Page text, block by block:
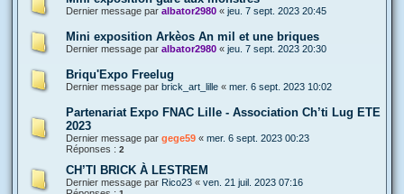
Dernier message par albator2980 « jeu. 7 sept. 2023 20:45
Mini exposition Arkèos An mil et une briques
Dernier message par albator2980 « jeu. 7 sept. 2023 20:30
Briqu'Expo Freelug
Dernier message par brick_art_lille « mer. 6 sept. 2023 10:02
Partenariat Expo FNAC Lille - Association Ch’ti Lug ETE
2023
Dernier message par gege59 « mer. 6 sept. 2023 00:23
Réponses : 2
CH’TI BRICK À LESTREM
Dernier message par Rico23 « ven. 21 juil. 2023 07:16